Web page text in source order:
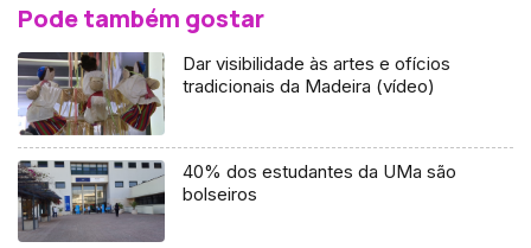
Pode também gostar
Dar visibilidade às artes e ofícios
tradicionais da Madeira (vídeo)
40% dos estudantes da UMa são
bolseiros